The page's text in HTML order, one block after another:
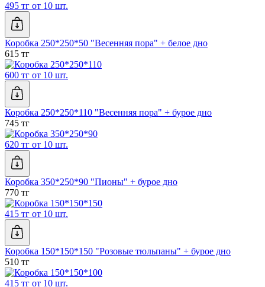
495 тг от 10 шт.
Коробка 250*250*50 "Весенняя пора" + белое дно
615 тг
600 тг от 10 шт.
Коробка 250*250*110 "Весенняя пора" + бурое дно
745 тг
620 тг от 10 шт.
Коробка 350*250*90 "Пионы" + бурое дно
770 тг
415 тг от 10 шт.
Коробка 150*150*150 "Розовые тюльпаны" + бурое дно
510 тг
415 тг от 10 шт.